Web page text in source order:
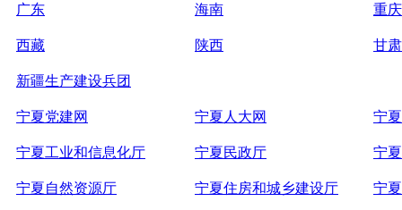
广东 海南 重庆
西藏 陕西 甘肃
新疆生产建设兵团
宁夏党建网 宁夏人大网 宁
宁夏工业和信息化厅 宁夏民政厅 宁
宁夏自然资源厅 宁夏住房和城乡建设厅 宁